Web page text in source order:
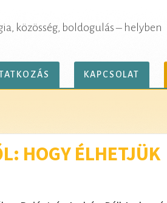
közösség, boldogulás – helyben
KAPCSOLAT
HOGY ÉLHETJÜK